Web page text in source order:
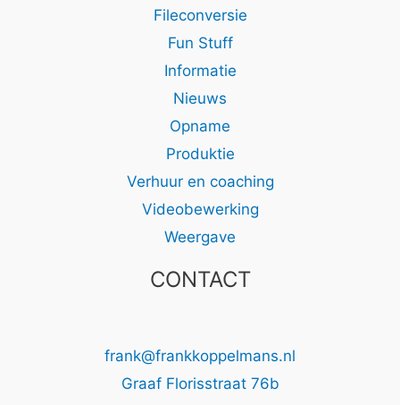
Fileconversie
Fun Stuff
Informatie
Nieuws
Opname
Produktie
Verhuur en coaching
Videobewerking
Weergave
CONTACT
frank@frankkoppelmans.nl
Graaf Florisstraat 76b